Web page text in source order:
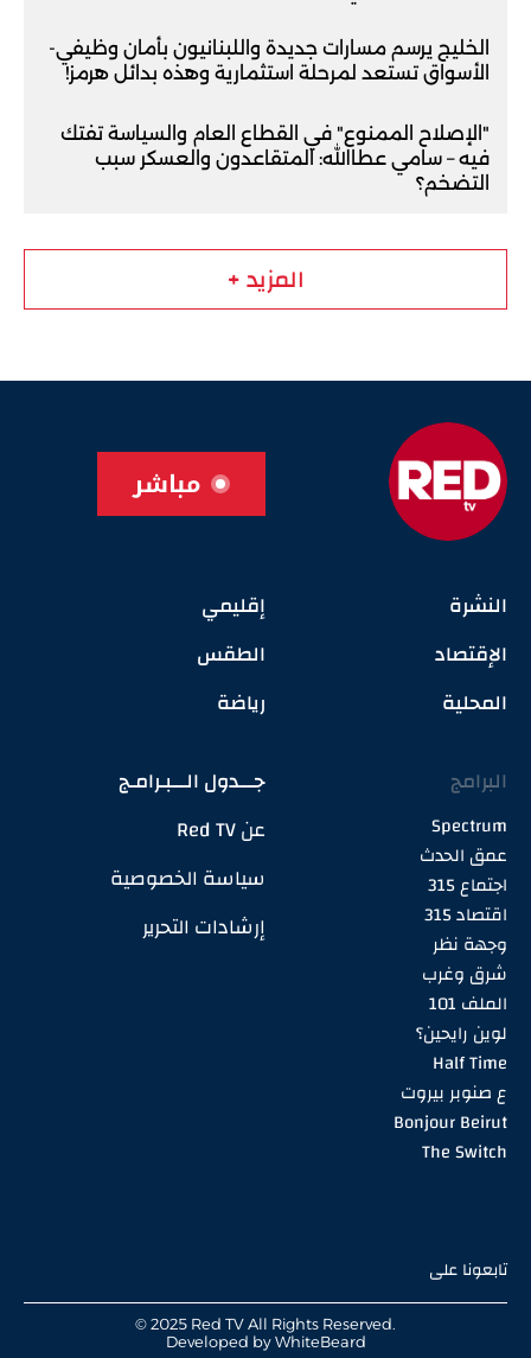
الخليج يرسم مسارات جديدة واللبنانيون بأمان وظيفي-
الأسواق تستعد لمرحلة استثمارية وهذه بدائل هرمز!
"الإصلاح الممنوع" في القطاع العام والسياسة تفتك
فيه – سامي عطاالله: المتقاعدون والعسكر سبب
التضخم؟
المزيد +
مباشر
النشرة
الإقتصاد
المحلية
إقليمي
الطقس
رياضة
البرامج
Spectrum
عمق الحدث
اجتماع 315
اقتصاد 315
وجهة نظر
شرق وغرب
الملف 101
لوين رايحين؟
Half Time
ع صنوبر بيروت
Bonjour Beirut
The Switch
جـــدول الـــبـرامـج
عن Red TV
سياسة الخصوصية
إرشادات التحرير
تابعونا على
© 2025 Red TV All Rights Reserved.
Developed byWhiteBeard